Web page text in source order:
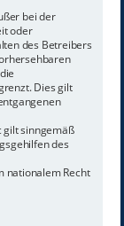
bei der
oder
des Betreibers
Dies gilt
gilt sinngemäß
des
nationalem Recht